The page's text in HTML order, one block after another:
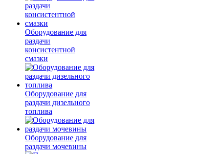
Оборудование для
раздачи
консистентной
смазки
Оборудование для
раздачи дизельного
топлива
Оборудование для
раздачи мочевины